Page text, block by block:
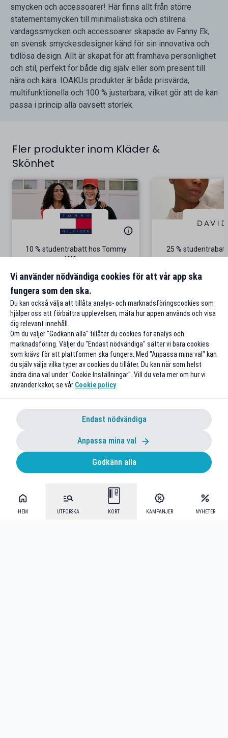
HEM UTFORSKA KORT KAMPANJER NYHETER
smycken och accessoarer! Här finns allt från större
statementsmycken till minimalistiska och stilrena
vardagssmycken och accessoarer skapade av Fanny Ek,
en svensk smyckesdesigner känd för sin innovativa och
tidlösa design. Allt är skapat för att framhäva personlighet
och stil, perfekt för både dig själv eller som present till
nära och kära. IOAKUs produkter är både prisvärda,
multifunktionella och 100 % justerbara, vilket gör att de kan
passa i princip alla oavsett storlek.
Fler produkter inom Kläder &
Skönhet
10 % studentrabatt hos Tommy
Hilfiger
Gäller på ordinarie pris
Till rabatten
25 %
Vi använder nödvändiga cookies för att vår app ska
fungera som den ska.
Du kan också välja att tillåta analys- och marknadsföringscookies som
hjälper oss att förbättra upplevelsen, mäta hur appen används och visa
dig relevant innehåll.
Om du väljer "Godkänn alla" tillåter du cookies för analys och
marknadsföring. Väljer du "Endast nödvändiga" sätter vi bara cookies
som krävs för att plattformen ska fungera. Med "Anpassa mina val" kan
du själv välja vilka typer av cookies du tillåter. Du kan när som helst
ändra dina val under "Cookie Inställningar". Vill du veta mer om hur vi
använder kakor, se vår Cookie policy
Endast nödvändiga
Anpassa mina val
Godkänn alla